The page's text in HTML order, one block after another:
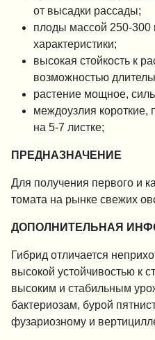
от высадки рассады;
плоды массой 250-300
характеристики;
высокая стойкость к
возможностью
растение мощное,
междоузлия короткие,
на 5-7 листке;
ПРЕДНАЗНАЧЕНИЕ
Для получения первого и
томата на рынке свежих
ДОПОЛНИТЕЛЬНАЯ
Гибрид отличается
высокой устойчивостью к
высоким и стабильным
бактериозам, бурой
фузариозному и